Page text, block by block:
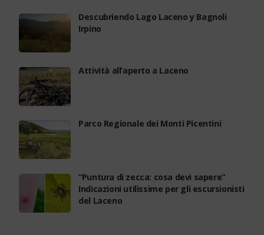
Descubriendo Lago Laceno y Bagnoli
Irpino
Attività all’aperto a Laceno
Parco Regionale dei Monti Picentini
“Puntura di zecca: cosa devi sapere”
Indicazioni utilissime per gli escursionisti
del Laceno